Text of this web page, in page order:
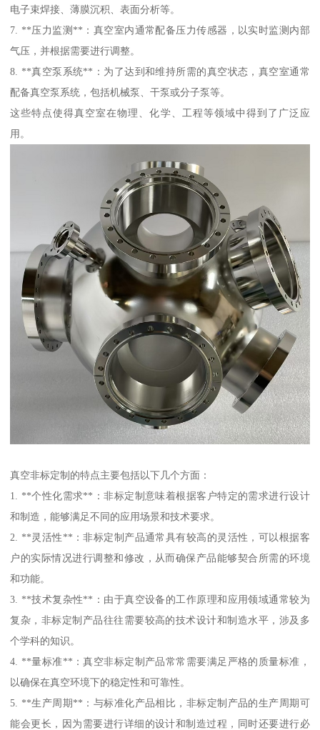
电子束焊接、薄膜沉积、表面分析等。
7. **压力监测**：真空室内通常配备压力传感器，以实时监测内部
气压，并根据需要进行调整。
8. **真空泵系统**：为了达到和维持所需的真空状态，真空室通常
配备真空泵系统，包括机械泵、干泵或分子泵等。
这些特点使得真空室在物理、化学、工程等领域中得到了广泛应
用。
真空非标定制的特点主要包括以下几个方面：
1. **个性化需求**：非标定制意味着根据客户特定的需求进行设计
和制造，能够满足不同的应用场景和技术要求。
2. **灵活性**：非标定制产品通常具有较高的灵活性，可以根据客
户的实际情况进行调整和修改，从而确保产品能够契合所需的环境
和功能。
3. **技术复杂性**：由于真空设备的工作原理和应用领域通常较为
复杂，非标定制产品往往需要较高的技术设计和制造水平，涉及多
个学科的知识。
4. **量标准**：真空非标定制产品常常需要满足严格的质量标准，
以确保在真空环境下的稳定性和可靠性。
5. **生产周期**：与标准化产品相比，非标定制产品的生产周期可
能会更长，因为需要进行详细的设计和制造过程，同时还要进行必